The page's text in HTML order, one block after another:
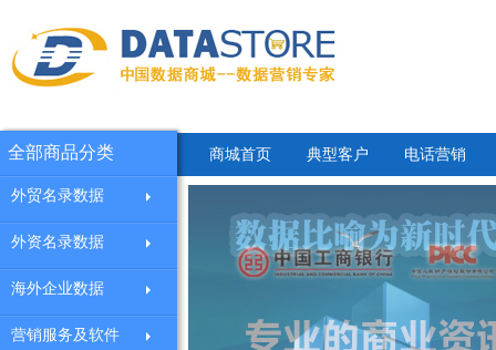
商城首页 典型客户 电话营销
全部商品分类
外贸名录数据
外资名录数据
海外企业数据
营销服务及软件